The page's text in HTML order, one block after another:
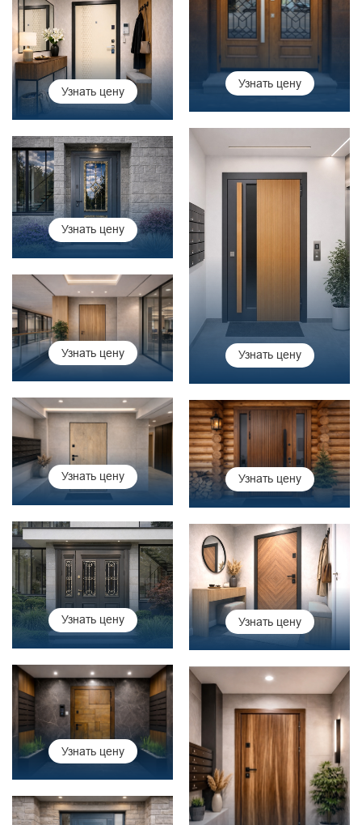
Узнать цену
Узнать цену
Узнать цену
Узнать цену
Узнать цену
Узнать цену Узнать цену
Узнать цену Узнать цену
Узнать цену